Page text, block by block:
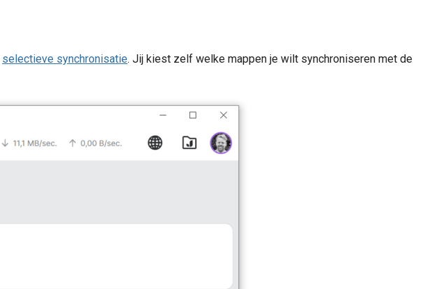
selectieve synchronisatie. Jij kiest zelf welke mappen je wilt synchroniseren met de